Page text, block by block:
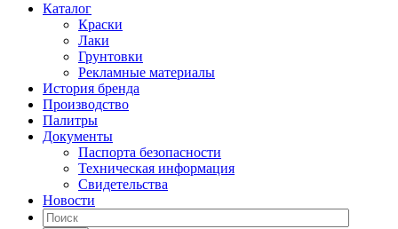
Каталог
Краски
Лаки
Грунтовки
Рекламные материалы
История бренда
Производство
Палитры
Документы
Паспорта безопасности
Техническая информация
Свидетельства
Новости